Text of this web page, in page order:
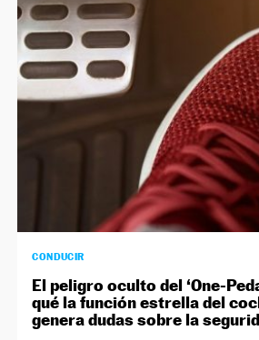
NEWSLETTER
SÍGUENOS
CONDUCIR
El peligro oculto del ‘One-
qué la función estrella del
genera dudas sobre la